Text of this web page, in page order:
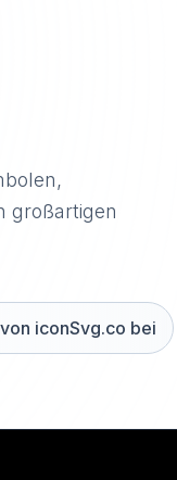
großartigen
iconSvg.co bei